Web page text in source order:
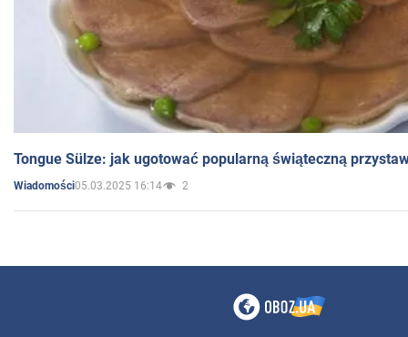
Tongue Sülze: jak ugotować popularną świąteczną
Wiadomości05.03.2025 16:14 2